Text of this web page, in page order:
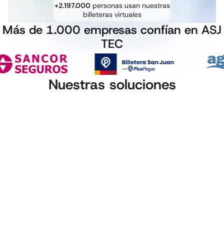
+2.197.000 personas usan nuestras
billeteras virtuales
Más de 1.000 empresas confían en ASJ
TEC
Nuestras soluciones